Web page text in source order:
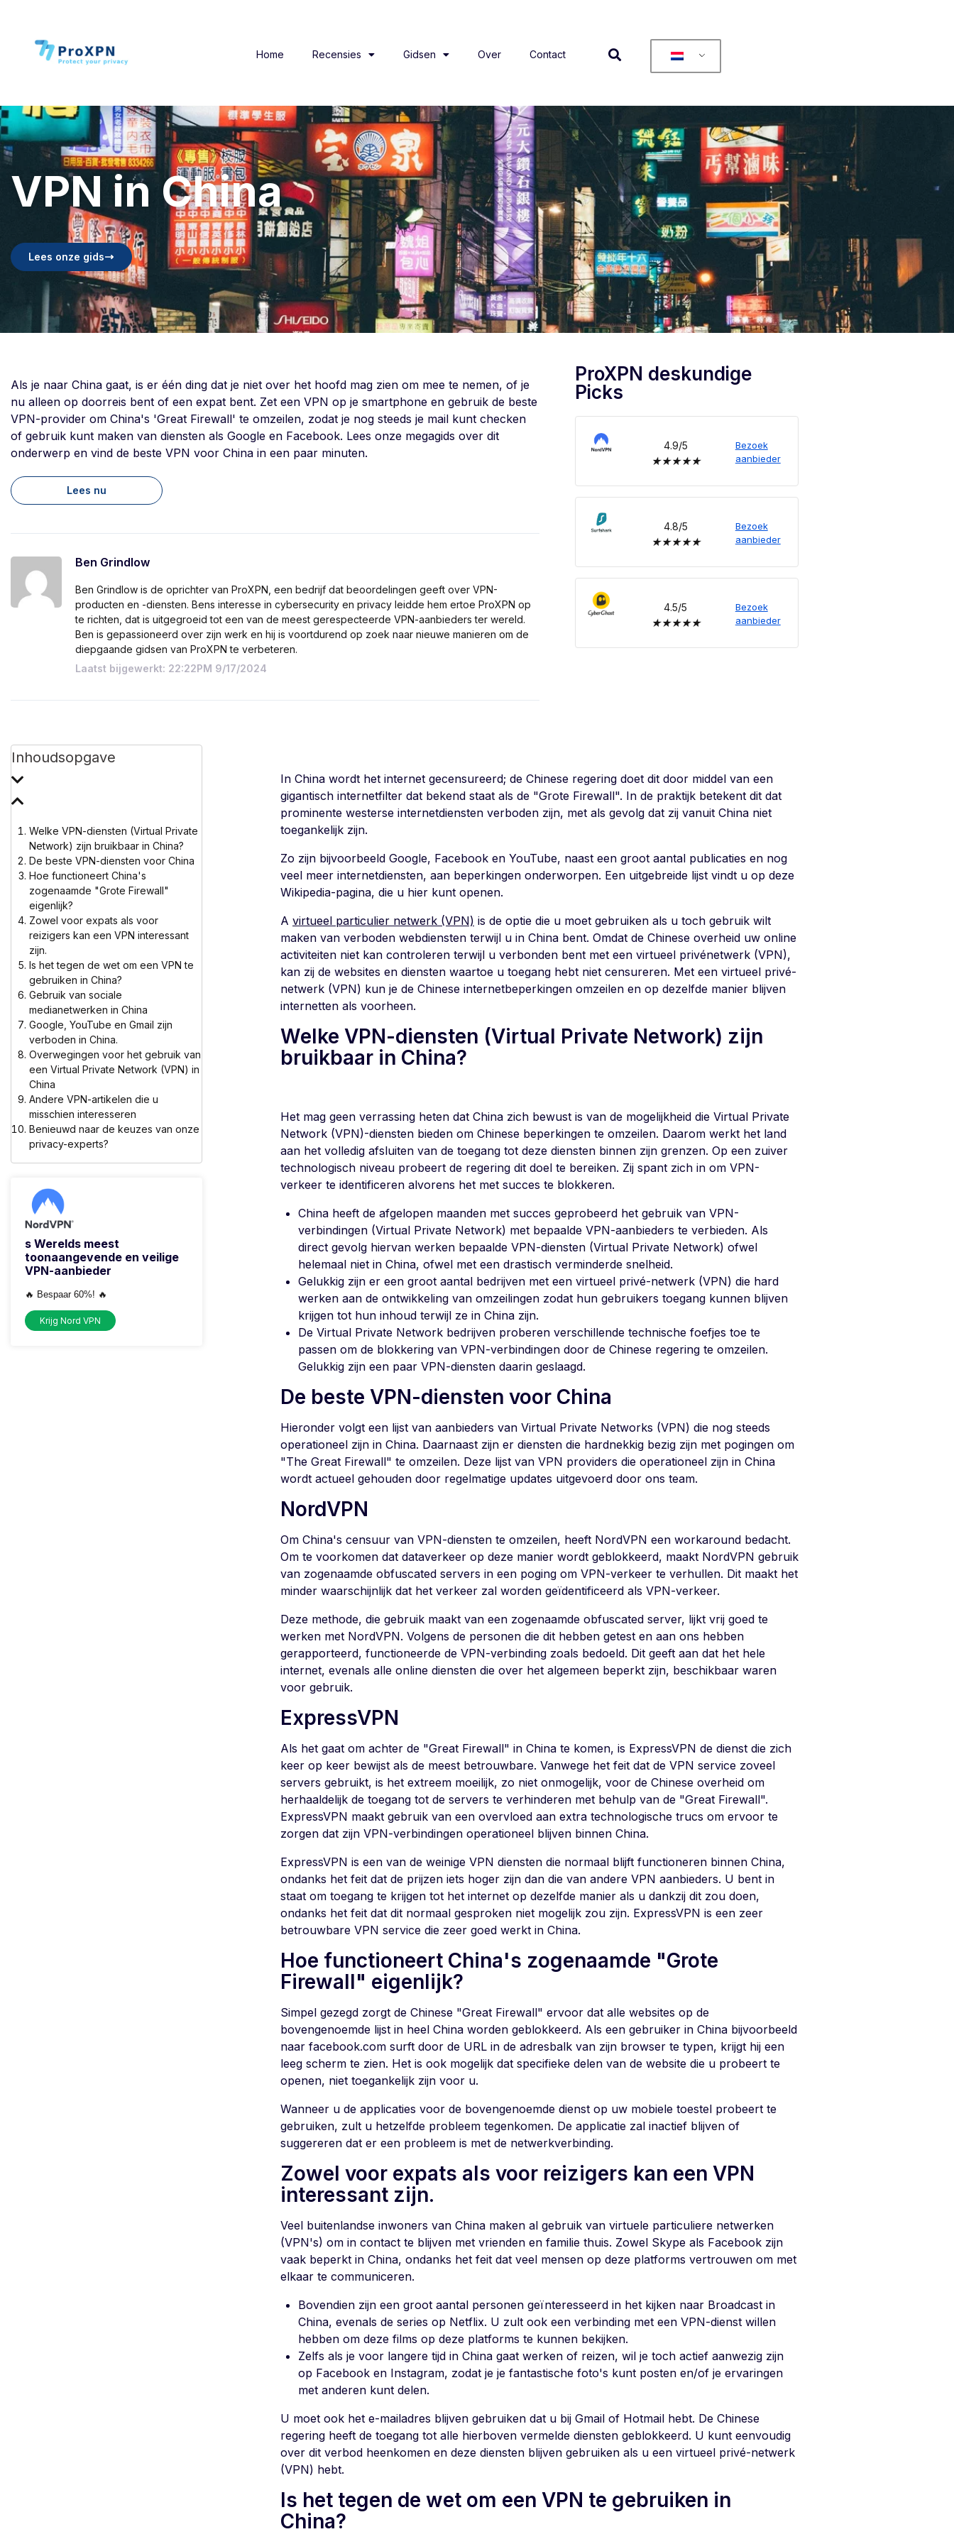
Home Recensies Gidsen Over Contact
VPN in China
Lees onze gids
Als je naar China gaat, is er één ding dat je niet over het hoofd mag zien om mee te nemen, of je
nu alleen op doorreis bent of een expat bent. Zet een VPN op je smartphone en gebruik de beste
VPN-provider om China's 'Great Firewall' te omzeilen, zodat je nog steeds je mail kunt checken
of gebruik kunt maken van diensten als Google en Facebook. Lees onze megagids over dit
onderwerp en vind de beste VPN voor China in een paar minuten.
Lees nu
Ben Grindlow
Ben Grindlow is de oprichter van ProXPN, een bedrijf dat beoordelingen geeft over VPN-
producten en -diensten. Bens interesse in cybersecurity en privacy leidde hem ertoe ProXPN op
te richten, dat is uitgegroeid tot een van de meest gerespecteerde VPN-aanbieders ter wereld.
Ben is gepassioneerd over zijn werk en hij is voortdurend op zoek naar nieuwe manieren om de
diepgaande gidsen van ProXPN te verbeteren.
Laatst bijgewerkt: 22:22PM 9/17/2024
ProXPN deskundige
Picks
4.9/5
★★★★★
Bezoek
aanbieder
4.8/5
★★★★★
Bezoek
aanbieder
4.5/5
★★★★★
Bezoek
aanbieder
Inhoudsopgave
Welke VPN-diensten (Virtual Private
Network) zijn bruikbaar in China?
De beste VPN-diensten voor China
Hoe functioneert China's
zogenaamde "Grote Firewall"
eigenlijk?
Zowel voor expats als voor
reizigers kan een VPN interessant
zijn.
Is het tegen de wet om een VPN te
gebruiken in China?
Gebruik van sociale
medianetwerken in China
Google, YouTube en Gmail zijn
verboden in China.
Overwegingen voor het gebruik van
een Virtual Private Network (VPN) in
China
Andere VPN-artikelen die u
misschien interesseren
Benieuwd naar de keuzes van onze
privacy-experts?
s Werelds meest
toonaangevende en veilige
VPN-aanbieder
🔥 Bespaar 60%! 🔥
Krijg Nord VPN
In China wordt het internet gecensureerd; de Chinese regering doet dit door middel van een
gigantisch internetfilter dat bekend staat als de "Grote Firewall". In de praktijk betekent dit dat
prominente westerse internetdiensten verboden zijn, met als gevolg dat zij vanuit China niet
toegankelijk zijn.
Zo zijn bijvoorbeeld Google, Facebook en YouTube, naast een groot aantal publicaties en nog
veel meer internetdiensten, aan beperkingen onderworpen. Een uitgebreide lijst vindt u op deze
Wikipedia-pagina, die u hier kunt openen.
A virtueel particulier netwerk (VPN) is de optie die u moet gebruiken als u toch gebruik wilt
maken van verboden webdiensten terwijl u in China bent. Omdat de Chinese overheid uw online
activiteiten niet kan controleren terwijl u verbonden bent met een virtueel privénetwerk (VPN),
kan zij de websites en diensten waartoe u toegang hebt niet censureren. Met een virtueel privé-
netwerk (VPN) kun je de Chinese internetbeperkingen omzeilen en op dezelfde manier blijven
internetten als voorheen.
Welke VPN-diensten (Virtual Private Network) zijn
bruikbaar in China?
Het mag geen verrassing heten dat China zich bewust is van de mogelijkheid die Virtual Private
Network (VPN)-diensten bieden om Chinese beperkingen te omzeilen. Daarom werkt het land
aan het volledig afsluiten van de toegang tot deze diensten binnen zijn grenzen. Op een zuiver
technologisch niveau probeert de regering dit doel te bereiken. Zij spant zich in om VPN-
verkeer te identificeren alvorens het met succes te blokkeren.
China heeft de afgelopen maanden met succes geprobeerd het gebruik van VPN-
verbindingen (Virtual Private Network) met bepaalde VPN-aanbieders te verbieden. Als
direct gevolg hiervan werken bepaalde VPN-diensten (Virtual Private Network) ofwel
helemaal niet in China, ofwel met een drastisch verminderde snelheid.
Gelukkig zijn er een groot aantal bedrijven met een virtueel privé-netwerk (VPN) die hard
werken aan de ontwikkeling van omzeilingen zodat hun gebruikers toegang kunnen blijven
krijgen tot hun inhoud terwijl ze in China zijn.
De Virtual Private Network bedrijven proberen verschillende technische foefjes toe te
passen om de blokkering van VPN-verbindingen door de Chinese regering te omzeilen.
Gelukkig zijn een paar VPN-diensten daarin geslaagd.
De beste VPN-diensten voor China
Hieronder volgt een lijst van aanbieders van Virtual Private Networks (VPN) die nog steeds
operationeel zijn in China. Daarnaast zijn er diensten die hardnekkig bezig zijn met pogingen om
"The Great Firewall" te omzeilen. Deze lijst van VPN providers die operationeel zijn in China
wordt actueel gehouden door regelmatige updates uitgevoerd door ons team.
NordVPN
Om China's censuur van VPN-diensten te omzeilen, heeft NordVPN een workaround bedacht.
Om te voorkomen dat dataverkeer op deze manier wordt geblokkeerd, maakt NordVPN gebruik
van zogenaamde obfuscated servers in een poging om VPN-verkeer te verhullen. Dit maakt het
minder waarschijnlijk dat het verkeer zal worden geïdentificeerd als VPN-verkeer.
Deze methode, die gebruik maakt van een zogenaamde obfuscated server, lijkt vrij goed te
werken met NordVPN. Volgens de personen die dit hebben getest en aan ons hebben
gerapporteerd, functioneerde de VPN-verbinding zoals bedoeld. Dit geeft aan dat het hele
internet, evenals alle online diensten die over het algemeen beperkt zijn, beschikbaar waren
voor gebruik.
ExpressVPN
Als het gaat om achter de "Great Firewall" in China te komen, is ExpressVPN de dienst die zich
keer op keer bewijst als de meest betrouwbare. Vanwege het feit dat de VPN service zoveel
servers gebruikt, is het extreem moeilijk, zo niet onmogelijk, voor de Chinese overheid om
herhaaldelijk de toegang tot de servers te verhinderen met behulp van de "Great Firewall".
ExpressVPN maakt gebruik van een overvloed aan extra technologische trucs om ervoor te
zorgen dat zijn VPN-verbindingen operationeel blijven binnen China.
ExpressVPN is een van de weinige VPN diensten die normaal blijft functioneren binnen China,
ondanks het feit dat de prijzen iets hoger zijn dan die van andere VPN aanbieders. U bent in
staat om toegang te krijgen tot het internet op dezelfde manier als u dankzij dit zou doen,
ondanks het feit dat dit normaal gesproken niet mogelijk zou zijn. ExpressVPN is een zeer
betrouwbare VPN service die zeer goed werkt in China.
Hoe functioneert China's zogenaamde "Grote
Firewall" eigenlijk?
Simpel gezegd zorgt de Chinese "Great Firewall" ervoor dat alle websites op de
bovengenoemde lijst in heel China worden geblokkeerd. Als een gebruiker in China bijvoorbeeld
naar facebook.com surft door de URL in de adresbalk van zijn browser te typen, krijgt hij een
leeg scherm te zien. Het is ook mogelijk dat specifieke delen van de website die u probeert te
openen, niet toegankelijk zijn voor u.
Wanneer u de applicaties voor de bovengenoemde dienst op uw mobiele toestel probeert te
gebruiken, zult u hetzelfde probleem tegenkomen. De applicatie zal inactief blijven of
suggereren dat er een probleem is met de netwerkverbinding.
Zowel voor expats als voor reizigers kan een VPN
interessant zijn.
Veel buitenlandse inwoners van China maken al gebruik van virtuele particuliere netwerken
(VPN's) om in contact te blijven met vrienden en familie thuis. Zowel Skype als Facebook zijn
vaak beperkt in China, ondanks het feit dat veel mensen op deze platforms vertrouwen om met
elkaar te communiceren.
Bovendien zijn een groot aantal personen geïnteresseerd in het kijken naar Broadcast in
China, evenals de series op Netflix. U zult ook een verbinding met een VPN-dienst willen
hebben om deze films op deze platforms te kunnen bekijken.
Zelfs als je voor langere tijd in China gaat werken of reizen, wil je toch actief aanwezig zijn
op Facebook en Instagram, zodat je je fantastische foto's kunt posten en/of je ervaringen
met anderen kunt delen.
U moet ook het e-mailadres blijven gebruiken dat u bij Gmail of Hotmail hebt. De Chinese
regering heeft de toegang tot alle hierboven vermelde diensten geblokkeerd. U kunt eenvoudig
over dit verbod heenkomen en deze diensten blijven gebruiken als u een virtueel privé-netwerk
(VPN) hebt.
Is het tegen de wet om een VPN te gebruiken in
China?